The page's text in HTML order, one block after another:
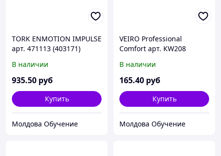
TORK ENMOTION IMPULSE
арт. 471113 (403171)
белые 2сл. 143м 6рул. (х1)
В наличии
935.50 руб
Купить
Молдова Обучение
VEIRO Professional
Comfort арт. КW208
пачках 2-сл 150л (х21)
В наличии
165.40 руб
Купить
Молдова Обучение